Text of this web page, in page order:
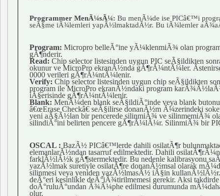
Programmer MenÃ¼sÃ¼: Bu menÃ¼de ise PICâ€™i
seÃ§me iÃ¾lemleri yapÃ½lmaktadÃ½r. Bu iÃ¾lemler
Program: Micropro belleÃ°ine yÃ¼klenmiÃ¾ olan
gÃ¶nderir.
Read: Chip selector listesinden uygun PIC seÃ§ildikten
okunur ve MicroPro ekranÃ½nda gÃ¶rÃ¼ntÃ¼ler.
0000 verileri gÃ¶rÃ¼ntÃ¼lenir.
Verify: Chip selector listesinden uygun chip seÃ§ildikten
program ile MicroPro ekranÃ½ndaki program
iÃ§erisinde gÃ¶rÃ¼ntÃ¼lenir.
Blank: MenÃ¼den blank seÃ§ildiÃ°inde veya blank
â€œErase Checkâ€ seÃ§ilirse donanÃ½m Ã¼zerindeki
yeni aÃ§Ã½lan bir pencerede silinmiÃ¾ ve silinmemiÃ¾
silindiÃ°ini belirten pencere gÃ¶rÃ¼lÃ¼r. SilinmiÃ¾ bir
OSCAL : BazÃ½ PICâ€™lerde dahili osilatÃ¶r
elemanlarÃ½ndan tasarruf edilmektedir. Dahili
farklÃ½lÃ½k gÃ¶stermektedir. Bu nedenle kalibrasyonu
yazÃ½lmak suretiyle osilatÃ¶re donanÃ½msal olarak
silinmesi veya yeniden yazÃ½lmasÃ½ iÃ§in
deÃ°eri kesinlikle deÃ°iÃ¾tirilmemesi gerekir. Aksi
doÃ°ruluÃ°undan Ã¾Ã¼phe edilmesi durumunda
olur.